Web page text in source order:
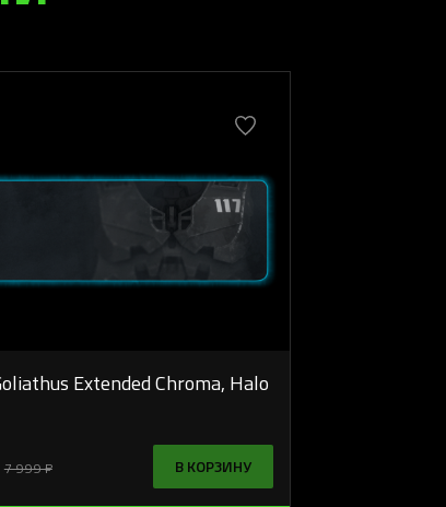
Extended Chroma, Halo
7 999 ₽ В КОРЗИНУ